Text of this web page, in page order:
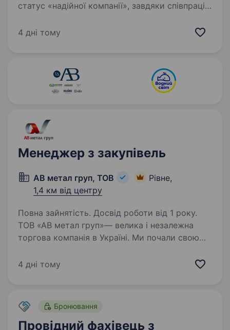
статус «надійної компанії», завдяки співпраці
якісні меблі, та особливому підходу
4 дні тому
Менеджер з закупівель
АВ метал груп, ТОВ
Рівне,
1,4 км від центру
Повна зайнятість. Досвід роботи від 1 року.
ТОВ «АВ метал груп»— велика і незалежна
торгова компанія в Україні. Ми почали свою
2009 року і через кілька років стали
4 дні тому
Бронювання
Провідний фахівець з